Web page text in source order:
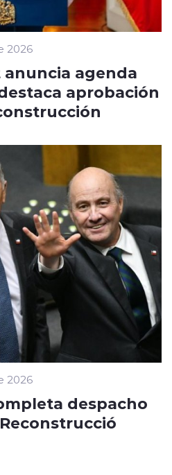
2026
anuncia agenda
aprobación
2026
despacho